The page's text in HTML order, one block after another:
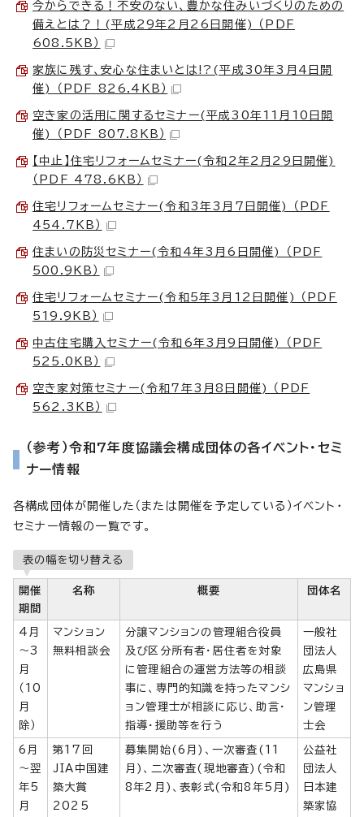
今からできる！不安のない、豊かな住みいづくりのための
備えとは？！(平成29年2月26日開催) （PDF
608.5KB）
家族に残す、安心な住まいとは!?(平成30年3月4日開
催) （PDF 826.4KB）
空き家の活用に関するセミナー(平成30年11月10日開
催) （PDF 807.8KB）
【中止】住宅リフォームセミナー(令和2年2月29日開催)
（PDF 478.6KB）
住宅リフォームセミナー(令和3年3月7日開催) （PDF
454.7KB）
住まいの防災セミナー(令和4年3月6日開催) （PDF
500.9KB）
住宅リフォームセミナー(令和5年3月12日開催) （PDF
519.9KB）
中古住宅購入セミナー(令和6年3月9日開催) （PDF
525.0KB）
空き家対策セミナー(令和7年3月8日開催) （PDF
562.3KB）
（参考）令和7年度協議会構成団体の各イベント・セミ
ナー情報
各構成団体が開催した（または開催を予定している）イベント・
セミナー情報の一覧です。
表の幅を切り替える
開催
期間
名称 概要 団体名
4月
～3
月
（10
月
除）
マンション
無料相談会
分譲マンションの管理組合役員
及び区分所有者・居住者を対象
に管理組合の運営方法等の相談
事に、専門的知識を持ったマンシ
ョン管理士が相談に応じ、助言・
指導・援助等を行う
一般社
団法人
広島県
マンショ
ン管理
士会
6月
～翌
年5
月
第17回
JIA中国建
築大賞
2025
募集開始(6月)、一次審査(11
月)、二次審査(現地審査)(令和
8年2月)、表彰式(令和8年5月)
公益社
団法人
日本建
築家協